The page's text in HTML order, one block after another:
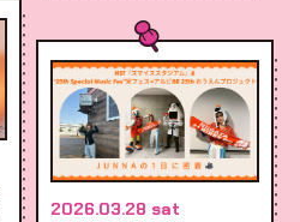
2026.03.28 sat